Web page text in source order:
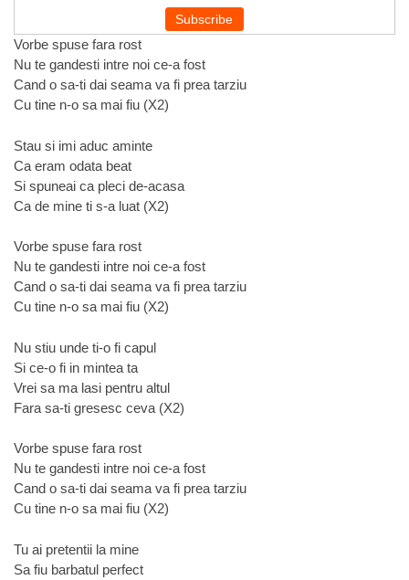
Vorbe spuse fara rost
Nu te gandesti intre noi ce-a fost
Cand o sa-ti dai seama va fi prea tarziu
Cu tine n-o sa mai fiu (X2)
Stau si imi aduc aminte
Ca eram odata beat
Si spuneai ca pleci de-acasa
Ca de mine ti s-a luat (X2)
Vorbe spuse fara rost
Nu te gandesti intre noi ce-a fost
Cand o sa-ti dai seama va fi prea tarziu
Cu tine n-o sa mai fiu (X2)
Nu stiu unde ti-o fi capul
Si ce-o fi in mintea ta
Vrei sa ma lasi pentru altul
Fara sa-ti gresesc ceva (X2)
Vorbe spuse fara rost
Nu te gandesti intre noi ce-a fost
Cand o sa-ti dai seama va fi prea tarziu
Cu tine n-o sa mai fiu (X2)
Tu ai pretentii la mine
Sa fiu barbatul perfect